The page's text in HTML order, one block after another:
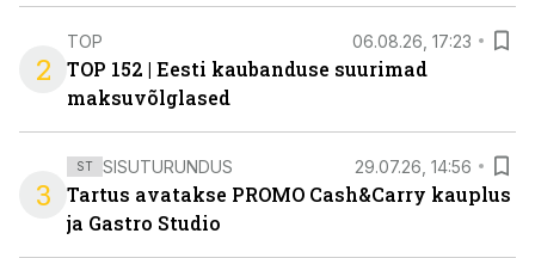
2
TOP 06.08.26, 17:23
TOP 152 | Eesti kaubanduse suurimad
maksuvõlglased
3
ST SISUTURUNDUS 29.07.26, 14:56
Tartus avatakse PROMO Cash&Carry kauplus
ja Gastro Studio